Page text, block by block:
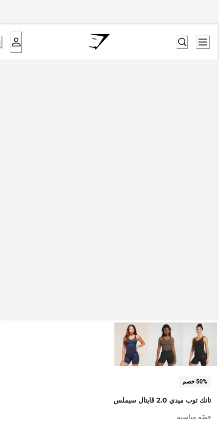
50% خصم
تانك توب ميدي 2.0 ڤايتال سيملس
قصّة مناسبة